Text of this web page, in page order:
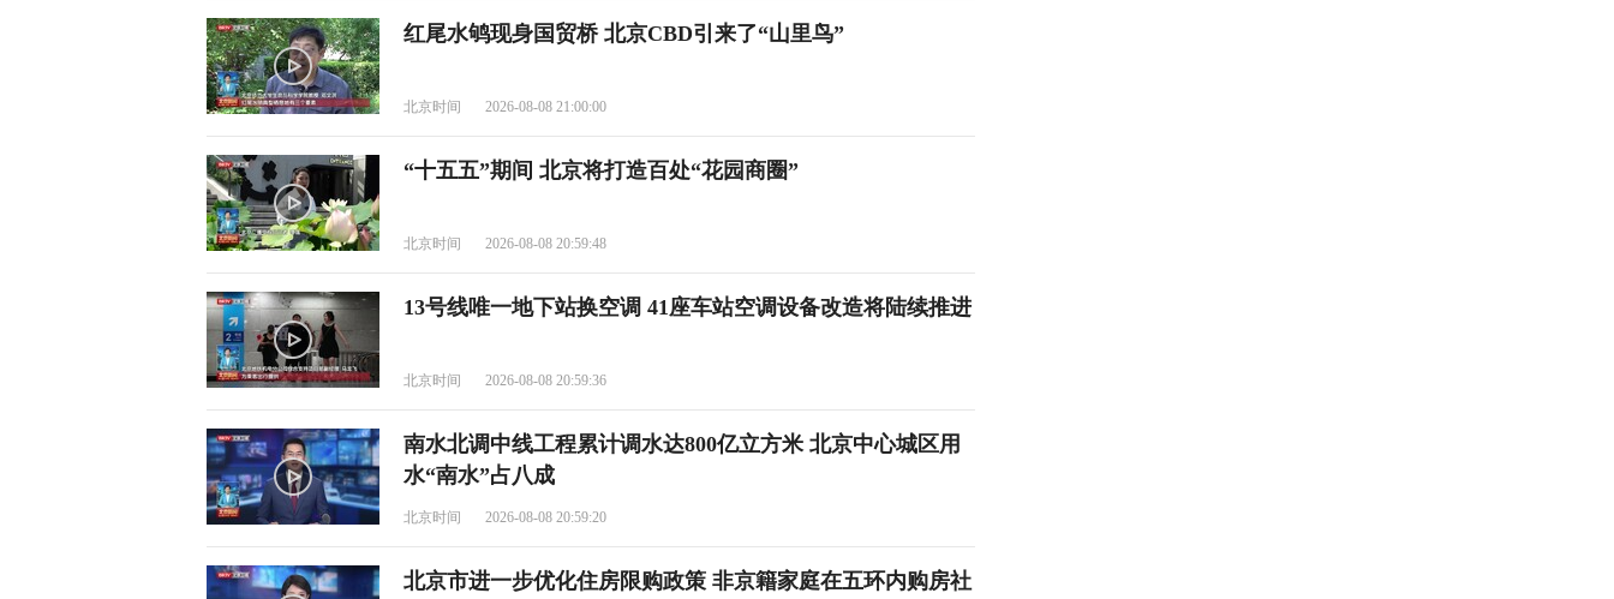
红尾水鸲现身国贸桥 北京CBD引来了“山里鸟”
北京时间 2026-08-08 21:00:00
“十五五”期间 北京将打造百处“花园商圈”
北京时间 2026-08-08 20:59:48
13号线唯一地下站换空调 41座车站空调设备改造将陆续推进
北京时间 2026-08-08 20:59:36
南水北调中线工程累计调水达800亿立方米 北京中心城区用
水“南水”占八成
北京时间 2026-08-08 20:59:20
北京市进一步优化住房限购政策 非京籍家庭在五环内购房社